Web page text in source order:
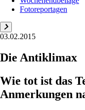
Fotoreportagen
03.02.2015
Die Antiklimax
Wie tot ist das
Anmerkungen